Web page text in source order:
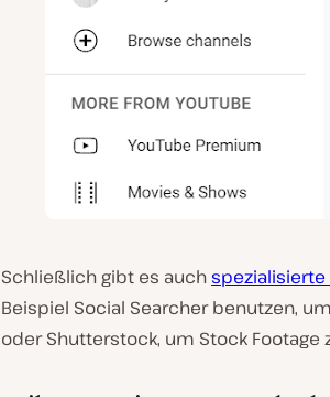
Schließlich gibt es auch
Beispiel Social Searcher benutzen,
oder Shutterstock, um Stock Footage